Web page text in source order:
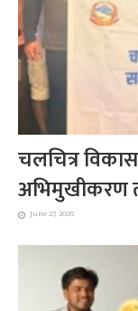
चलचित्र
अभिमुखीकरण
June 27, 2026